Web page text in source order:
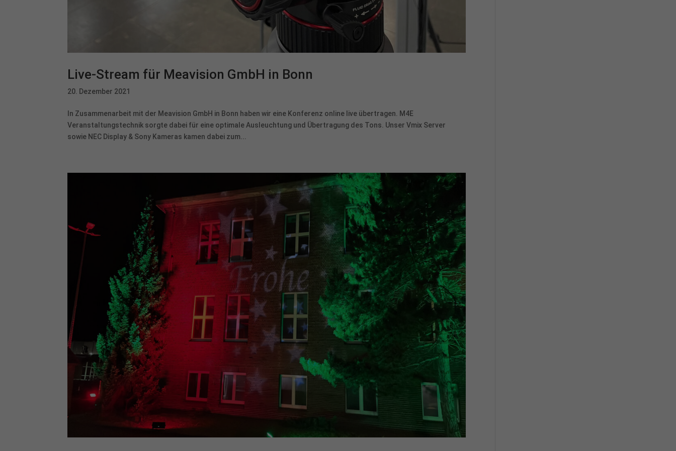
Live-Stream für Meavision GmbH in Bonn
20. Dezember 2021
In Zusammenarbeit mit der Meavision GmbH in Bonn haben wir eine Konferenz online live übertragen. M4E
Veranstaltungstechnik sorgte dabei für eine optimale Ausleuchtung und Übertragung des Tons. Unser Vmix Server
sowie NEC Display & Sony Kameras kamen dabei zum...